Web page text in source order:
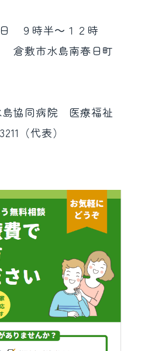
９時半～１２時
倉敷市水島南春日町
島協同病院 医療福祉
（代表）